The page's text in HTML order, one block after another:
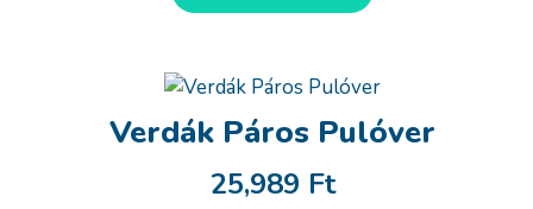
Verdák Páros Pulóver
25,989 Ft